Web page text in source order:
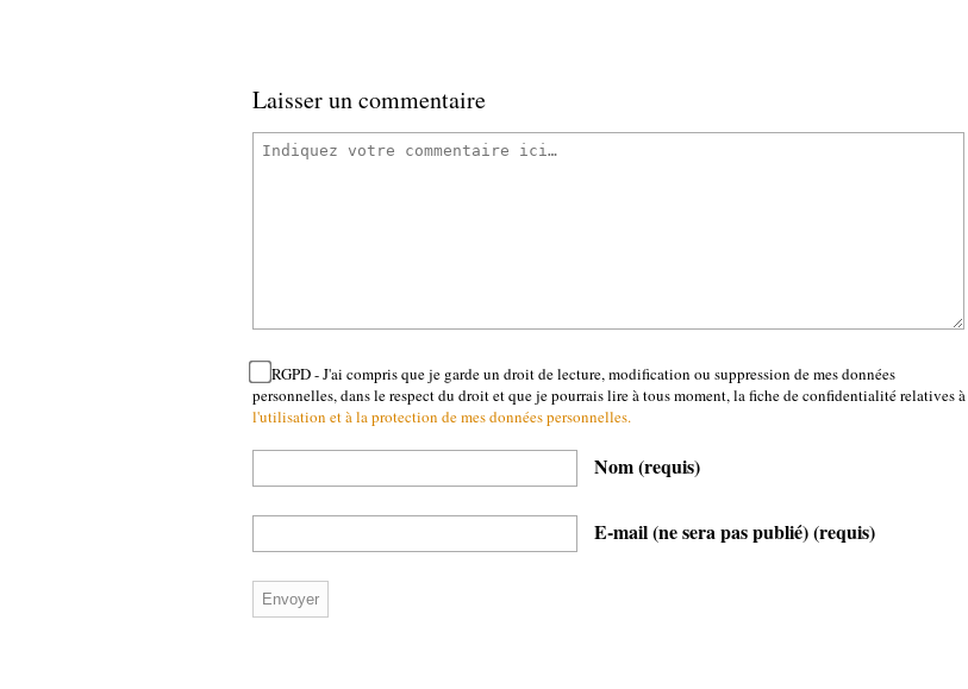
Laisser un commentaire
RGPD - J'ai compris que je garde un droit de lecture, modification ou suppression de mes données
personnelles, dans le respect du droit et que je pourrais lire à tous moment, la fiche de confidentialité relatives à
l'utilisation et à la protection de mes données personnelles.
Nom(requis)
E-mail (ne sera pas publié)(requis)